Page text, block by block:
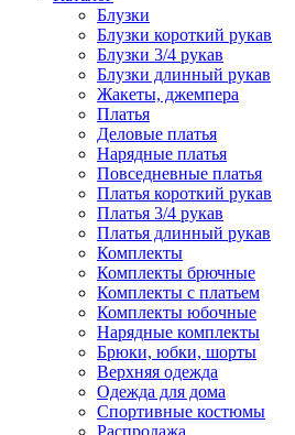
Блузки
Блузки короткий рукав
Блузки 3/4 рукав
Блузки длинный рукав
Жакеты, джемпера
Платья
Деловые платья
Нарядные платья
Повседневные платья
Платья короткий рукав
Платья 3/4 рукав
Платья длинный рукав
Комплекты
Комплекты брючные
Комплекты с платьем
Комплекты юбочные
Нарядные комплекты
Брюки, юбки, шорты
Верхняя одежда
Одежда для дома
Спортивные костюмы
Распродажа